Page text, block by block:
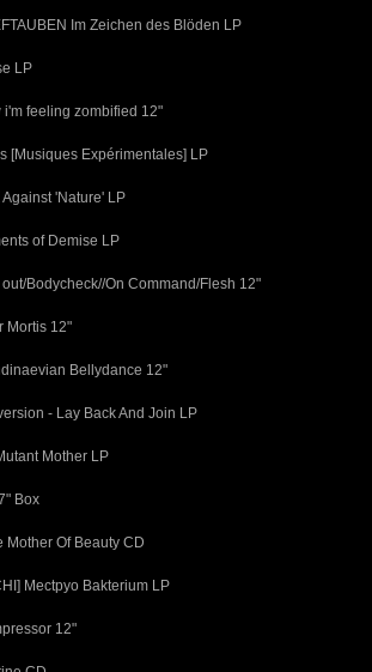
Im Zeichen des Blöden LP
LP
i'm feeling zombified 12"
[Musiques Expérimentales] LP
Against 'Nature' LP
of Demise LP
Bodycheck//On Command/Flesh 12"
Mortis 12"
Bellydance 12"
- Lay Back And Join LP
Mother LP
Box
Mother Of Beauty CD
Mectpyo Bakterium LP
12"